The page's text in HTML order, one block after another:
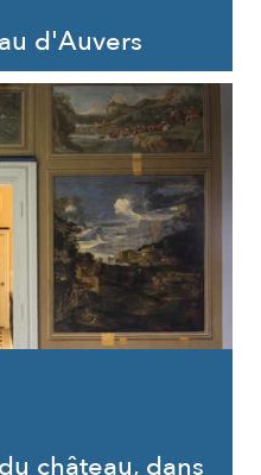
d'Auvers
château, dans